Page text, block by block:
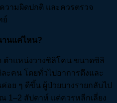
วามผิดปกติ และควรตรวจ
ย์
นแค่ไหน?
ำแหน่งวางซิลิโคน ขนาดซิลิ
ะคน โดยทั่วไปอาการตึงและ
ย ๆ ดีขึ้น ผู้ป่วยบางรายกลับไป
1–2 สัปดาห์ แต่ควรหลีกเลี่ยง